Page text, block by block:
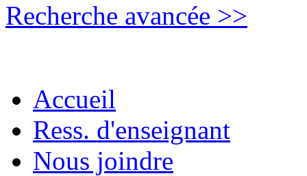
Recherche avancée >>
Accueil
Ress. d'enseignant
Nous joindre